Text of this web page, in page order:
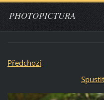
PHOTOPICTURA
Předchozí